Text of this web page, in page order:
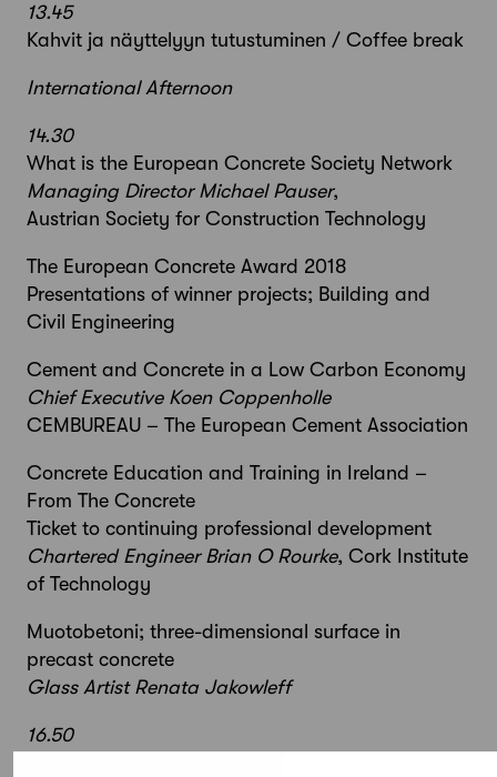
13.45
Kahvit ja näyttelyyn tutustuminen / Coffee break
International Afternoon
14.30
What is the European Concrete Society Network
Managing Director Michael Pauser,
Austrian Society for Construction Technology
The European Concrete Award 2018
Presentations of winner projects; Building and
Civil Engineering
Cement and Concrete in a Low Carbon Economy
Chief Executive Koen Coppenholle
CEMBUREAU – The European Cement Association
Concrete Education and Training in Ireland –
From The Concrete
Ticket to continuing professional development
Chartered Engineer Brian O Rourke, Cork Institute
of Technology
Muotobetoni; three-dimensional surface in
precast concrete
Glass Artist Renata Jakowleff
16.50